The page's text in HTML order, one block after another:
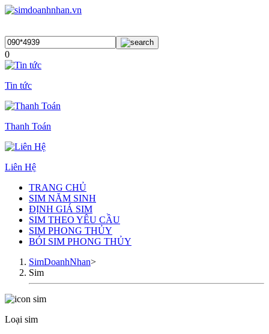
0
Tin tức
Thanh Toán
Liên Hệ
TRANG CHỦ
SIM NĂM SINH
ĐỊNH GIÁ SIM
SIM THEO YÊU CẦU
SIM PHONG THỦY
BÓI SIM PHONG THỦY
SimDoanhNhan>
Sim
Loại sim